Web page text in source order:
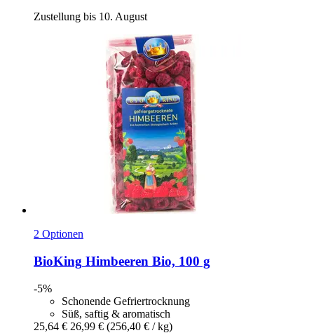
Zustellung bis 10. August
2 Optionen
BioKing Himbeeren Bio, 100 g
-5%
Schonende Gefriertrocknung
Süß, saftig & aromatisch
25,64 € 26,99 € (256,40 € / kg)